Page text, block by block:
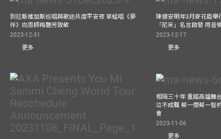
到拉斯維加斯巡唱與歌迷共度平安夜 草蜢唱《夢
伴》向恩師梅艷芳致敬
2023-12-31
更多
陳健安明年3月麥花臣
「尼采」名言啟發 用音
2023-12-17
更多
相隔三十年 重踏高雄舞
泣不成聲 蔡一傑蔡一智
會
2023-11-06
更多